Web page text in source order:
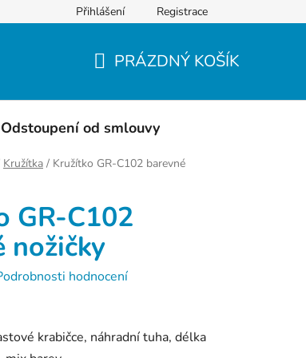
Hodnocení obchodu
Přihlášení Registrace
KOŠÍK
PRÁZDNÝ KOŠÍK
Odstoupení od smlouvy
Kružítka / Kružítko GR-C102 barevné
GR-C102
nožičky
hodnocení
krabičce, náhradní tuha, délka